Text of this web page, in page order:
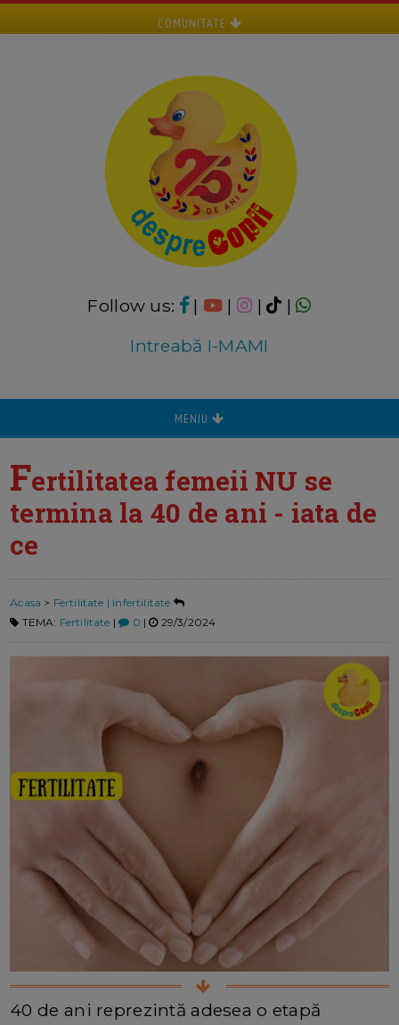
COMUNITATE
Follow us: | | |
|
Intreabă I-MAMI
MENIU
Fertilitatea femeii NU se
termina la 40 de ani - iata de
ce
Acasa > Fertilitate | Infertilitate
TEMA: Fertilitate | 0 | 29/3/2024
40 de ani reprezintă adesea o etapă